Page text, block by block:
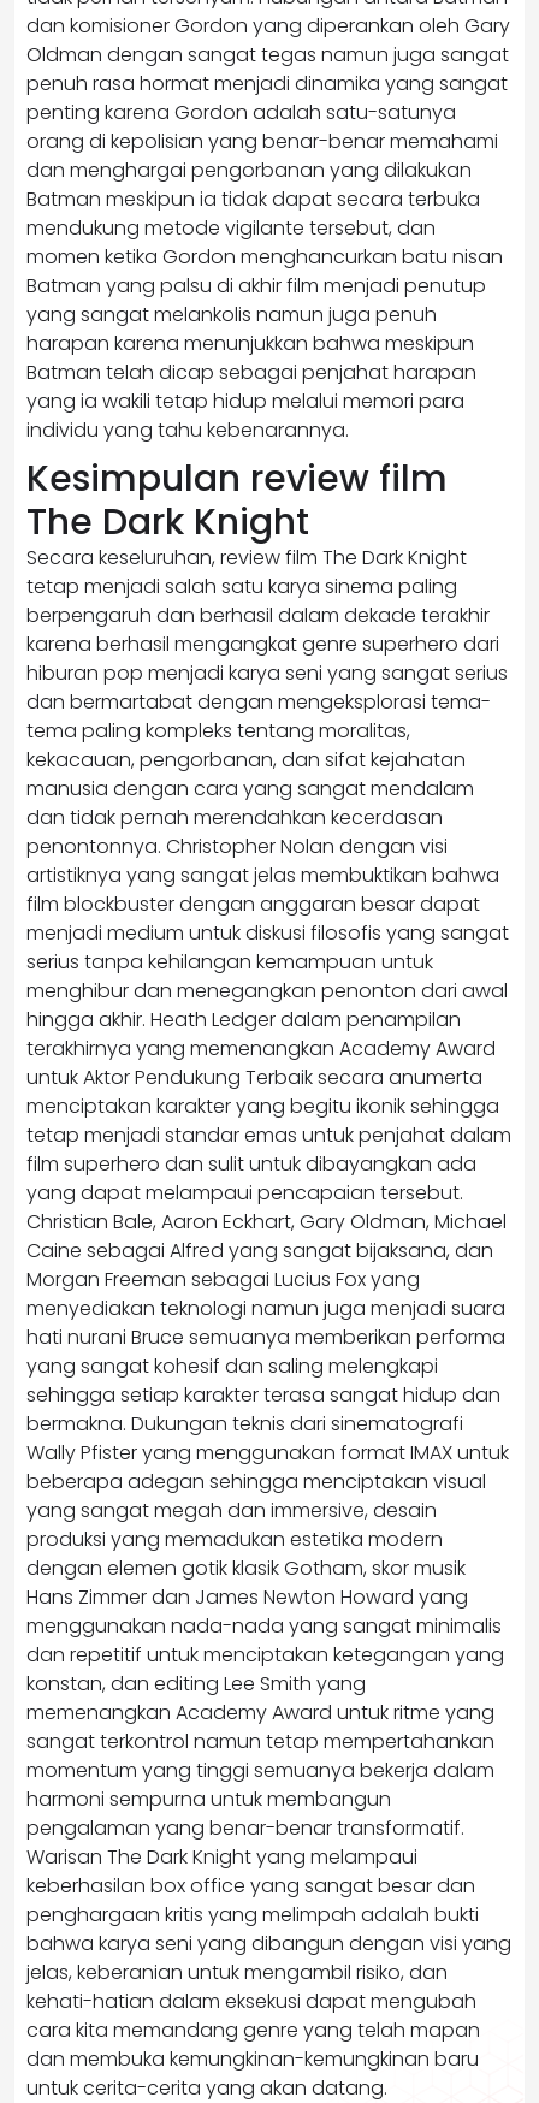
dan komisioner Gordon yang diperankan oleh Gary
Oldman dengan sangat tegas namun juga sangat
penuh rasa hormat menjadi dinamika yang sangat
penting karena Gordon adalah satu-satunya
orang di kepolisian yang benar-benar memahami
dan menghargai pengorbanan yang dilakukan
Batman meskipun ia tidak dapat secara terbuka
mendukung metode vigilante tersebut, dan
momen ketika Gordon menghancurkan batu nisan
Batman yang palsu di akhir film menjadi penutup
yang sangat melankolis namun juga penuh
harapan karena menunjukkan bahwa meskipun
Batman telah dicap sebagai penjahat harapan
yang ia wakili tetap hidup melalui memori para
individu yang tahu kebenarannya.
Kesimpulan review film
The Dark Knight
Secara keseluruhan, review film The Dark Knight
tetap menjadi salah satu karya sinema paling
berpengaruh dan berhasil dalam dekade terakhir
karena berhasil mengangkat genre superhero dari
hiburan pop menjadi karya seni yang sangat serius
dan bermartabat dengan mengeksplorasi tema-
tema paling kompleks tentang moralitas,
kekacauan, pengorbanan, dan sifat kejahatan
manusia dengan cara yang sangat mendalam
dan tidak pernah merendahkan kecerdasan
penontonnya. Christopher Nolan dengan visi
artistiknya yang sangat jelas membuktikan bahwa
film blockbuster dengan anggaran besar dapat
menjadi medium untuk diskusi filosofis yang sangat
serius tanpa kehilangan kemampuan untuk
menghibur dan menegangkan penonton dari awal
hingga akhir. Heath Ledger dalam penampilan
terakhirnya yang memenangkan Academy Award
untuk Aktor Pendukung Terbaik secara anumerta
menciptakan karakter yang begitu ikonik sehingga
tetap menjadi standar emas untuk penjahat dalam
film superhero dan sulit untuk dibayangkan ada
yang dapat melampaui pencapaian tersebut.
Christian Bale, Aaron Eckhart, Gary Oldman, Michael
Caine sebagai Alfred yang sangat bijaksana, dan
Morgan Freeman sebagai Lucius Fox yang
menyediakan teknologi namun juga menjadi suara
hati nurani Bruce semuanya memberikan performa
yang sangat kohesif dan saling melengkapi
sehingga setiap karakter terasa sangat hidup dan
bermakna. Dukungan teknis dari sinematografi
Wally Pfister yang menggunakan format IMAX untuk
beberapa adegan sehingga menciptakan visual
yang sangat megah dan immersive, desain
produksi yang memadukan estetika modern
dengan elemen gotik klasik Gotham, skor musik
Hans Zimmer dan James Newton Howard yang
menggunakan nada-nada yang sangat minimalis
dan repetitif untuk menciptakan ketegangan yang
konstan, dan editing Lee Smith yang
memenangkan Academy Award untuk ritme yang
sangat terkontrol namun tetap mempertahankan
momentum yang tinggi semuanya bekerja dalam
harmoni sempurna untuk membangun
pengalaman yang benar-benar transformatif.
Warisan The Dark Knight yang melampaui
keberhasilan box office yang sangat besar dan
penghargaan kritis yang melimpah adalah bukti
bahwa karya seni yang dibangun dengan visi yang
jelas, keberanian untuk mengambil risiko, dan
kehati-hatian dalam eksekusi dapat mengubah
cara kita memandang genre yang telah mapan
dan membuka kemungkinan-kemungkinan baru
untuk cerita-cerita yang akan datang.